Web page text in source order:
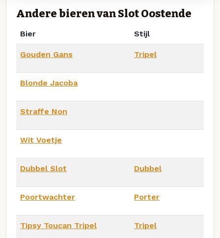
Andere bieren van Slot Oostende
Bier Stijl
Gouden Gans Tripel
Blonde Jacoba
Straffe Non
Wit Voetje
Dubbel Slot Dubbel
Poortwachter Porter
Tipsy Toucan Tripel Tripel